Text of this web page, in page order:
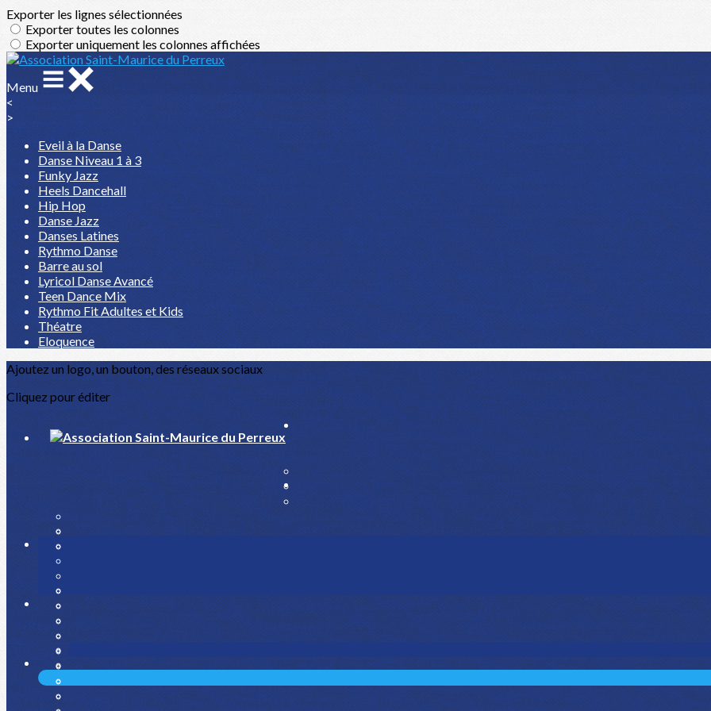
Exporter les lignes sélectionnées
Exporter toutes les colonnes
Exporter uniquement les colonnes affichées
Menu
<
>
Eveil à la Danse
Danse Niveau 1 à 3
Funky Jazz
Heels Dancehall
Hip Hop
Danse Jazz
Danses Latines
Rythmo Danse
Barre au sol
Lyricol Danse Avancé
Teen Dance Mix
Rythmo Fit Adultes et Kids
Théatre
Eloquence
Ajoutez un logo, un bouton, des réseaux sociaux
Cliquez pour éditer